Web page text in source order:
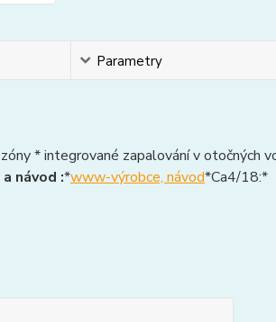
Parametry
* integrované zapalování v otočných
návod :*www-výrobce, návod*Ca4/18:*